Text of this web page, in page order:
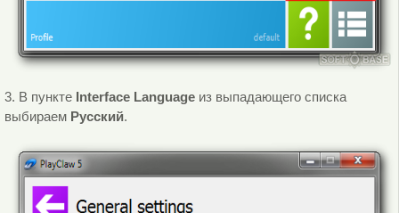
3. В пункте Interface Languageиз выпадающего списка
выбираем Русский.